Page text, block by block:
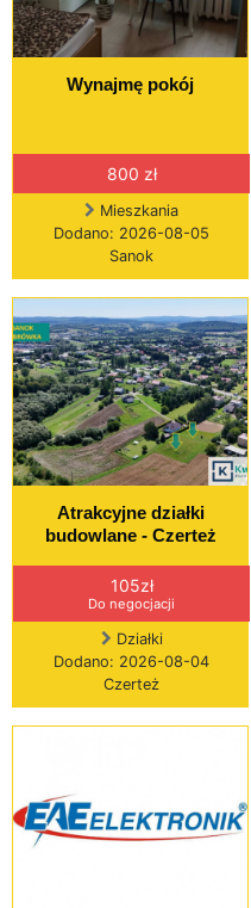
Wynajmę pokój
800 zł
Mieszkania
Dodano: 2026-08-05
Sanok
Atrakcyjne działki
budowlane - Czerteż
105zł
Do negocjacji
Działki
Dodano: 2026-08-04
Czerteż